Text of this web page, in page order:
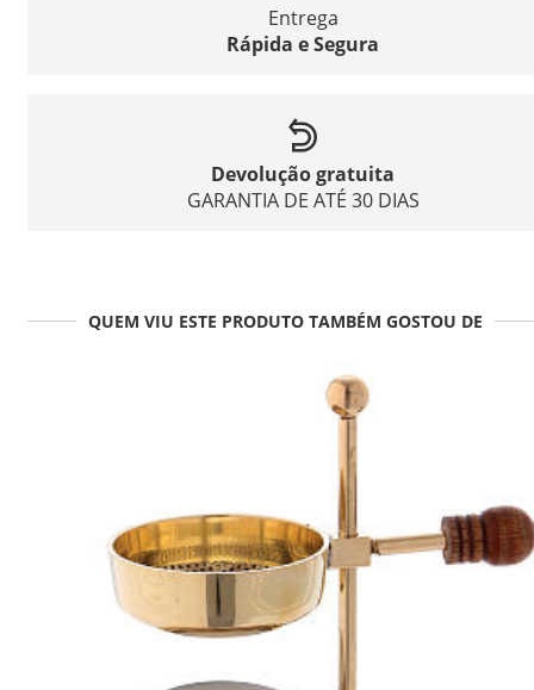
Entrega
Rápida e Segura
Devolução gratuita
GARANTIA DE ATÉ 30 DIAS
QUEM VIU ESTE PRODUTO TAMBÉM GOSTOU DE